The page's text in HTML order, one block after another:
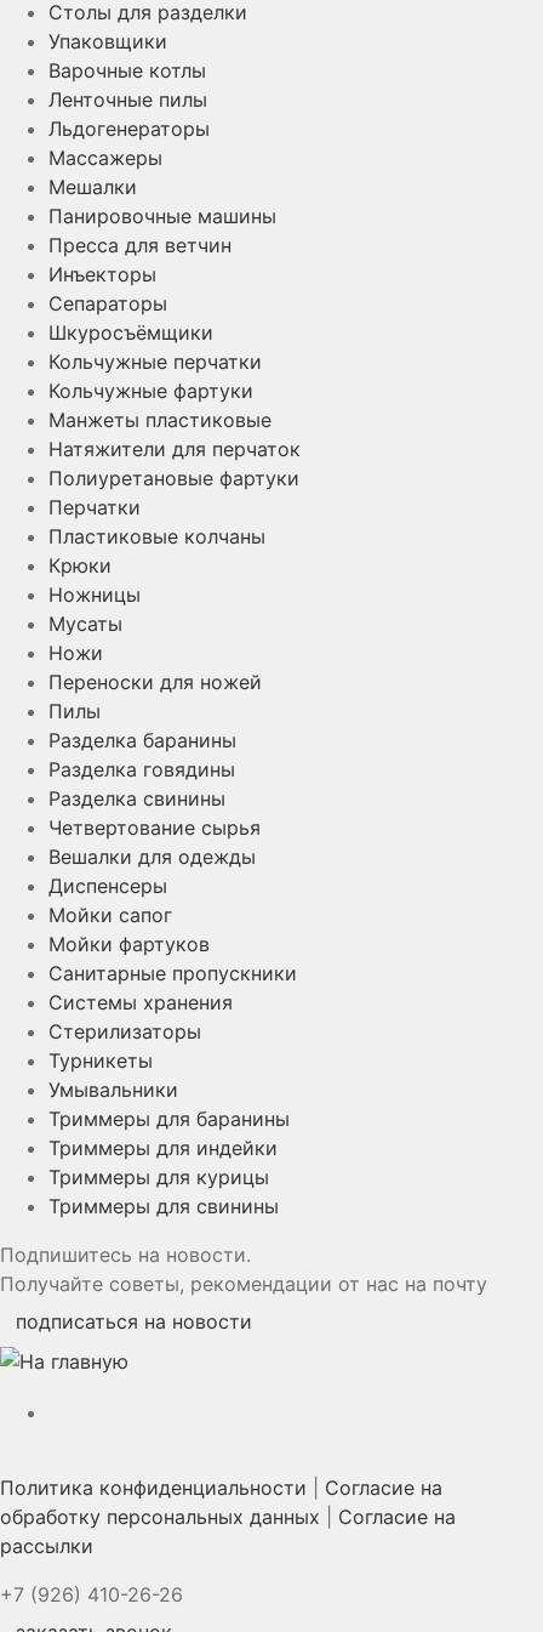
Столы для разделки
Упаковщики
Варочные котлы
Ленточные пилы
Льдогенераторы
Массажеры
Мешалки
Панировочные машины
Пресса для ветчин
Инъекторы
Сепараторы
Шкуросъёмщики
Кольчужные перчатки
Кольчужные фартуки
Манжеты пластиковые
Натяжители для перчаток
Полиуретановые фартуки
Перчатки
Пластиковые колчаны
Крюки
Ножницы
Мусаты
Ножи
Переноски для ножей
Пилы
Разделка баранины
Разделка говядины
Разделка свинины
Четвертование сырья
Вешалки для одежды
Диспенсеры
Мойки сапог
Мойки фартуков
Санитарные пропускники
Системы хранения
Стерилизаторы
Турникеты
Умывальники
Триммеры для баранины
Триммеры для индейки
Триммеры для курицы
Триммеры для свинины
Подпишитесь на новости.
Получайте советы, рекомендации от нас на почту
подписаться на новости
Политика конфиденциальности
Согласие на
обработку персональных данных
Согласие на
рассылки
+7 (926) 410-26-26